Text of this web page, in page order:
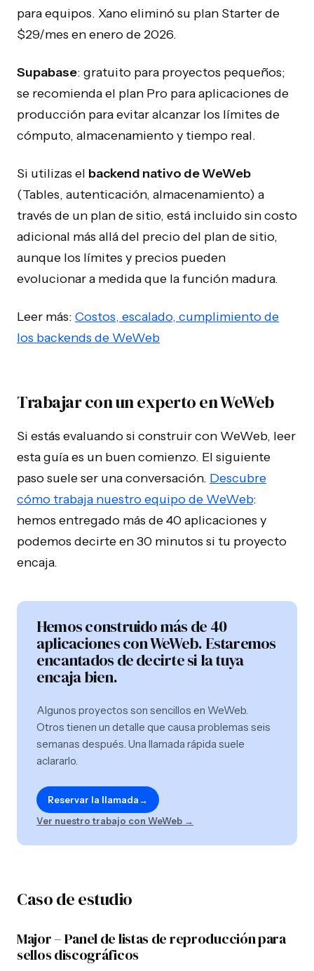
para equipos. Xano eliminó su plan Starter de
$29/mes en enero de 2026.
Supabase: gratuito para proyectos pequeños;
se recomienda el plan Pro para aplicaciones de
producción para evitar alcanzar los límites de
cómputo, almacenamiento y tiempo real.
Si utilizas el backend nativo de WeWeb
(Tables, autenticación, almacenamiento) a
través de un plan de sitio, está incluido sin costo
adicional más allá del precio del plan de sitio,
aunque los límites y precios pueden
evolucionar a medida que la función madura.
Leer más: Costos, escalado, cumplimiento de
los backends de WeWeb
Trabajar con un experto en WeWeb
Si estás evaluando si construir con WeWeb, leer
esta guía es un buen comienzo. El siguiente
paso suele ser una conversación. Descubre
cómo trabaja nuestro equipo de WeWeb:
hemos entregado más de 40 aplicaciones y
podemos decirte en 30 minutos si tu proyecto
encaja.
Hemos construido más de 40
aplicaciones con WeWeb. Estaremos
encantados de decirte si la tuya
encaja bien.
Algunos proyectos son sencillos en WeWeb.
Otros tienen un detalle que causa problemas seis
semanas después. Una llamada rápida suele
aclararlo.
Reservar la llamada→
Ver nuestro trabajo con WeWeb →
Caso de estudio
Major – Panel de listas de reproducción para
sellos discográficos